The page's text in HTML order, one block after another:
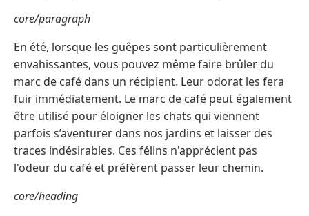
core/paragraph
En été, lorsque les guêpes sont particulièrement
envahissantes, vous pouvez même faire brûler du
marc de café dans un récipient. Leur odorat les fera
fuir immédiatement. Le marc de café peut également
être utilisé pour éloigner les chats qui viennent
parfois s’aventurer dans nos jardins et laisser des
traces indésirables. Ces félins n'apprécient pas
l'odeur du café et préfèrent passer leur chemin.
core/heading